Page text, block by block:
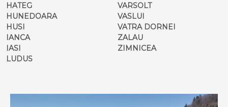
HATEG
HUNEDOARA
HUSI
IANCA
IASI
LUDUS
VARSOLT
VASLUI
VATRA DORNEI
ZALAU
ZIMNICEA